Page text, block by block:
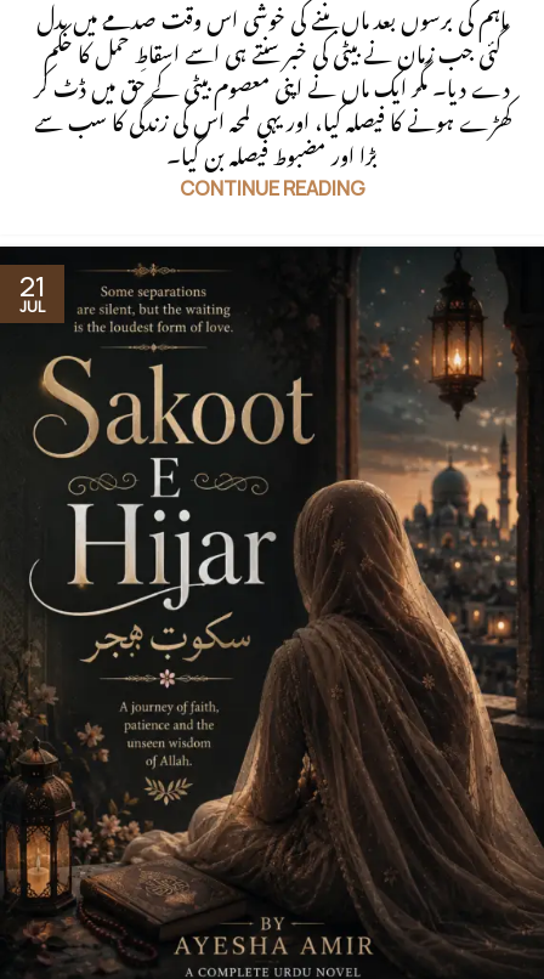
ماہم کی برسوں بعد ماں بننے کی خوشی اس وقت صدمے میں بدل
گئی جب زمان نے بیٹی کی خبر سنتے ہی اسے اسقاطِ حمل کا حکم
دے دیا۔ مگر ایک ماں نے اپنی معصوم بیٹی کے حق میں ڈٹ کر
کھڑے ہونے کا فیصلہ کیا، اور یہی لمحہ اس کی زندگی کا سب سے
بڑا اور مضبوط فیصلہ بن گیا۔
CONTINUE READING
21
JUL